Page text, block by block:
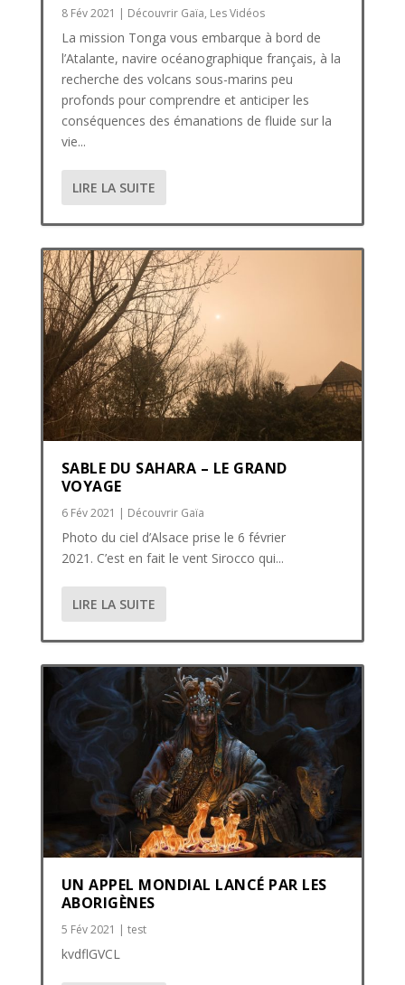
8 Fév 2021 | Découvrir Gaïa, Les Vidéos
La mission Tonga vous embarque à bord de
l’Atalante, navire océanographique français, à la
recherche des volcans sous-marins peu
profonds pour comprendre et anticiper les
conséquences des émanations de fluide sur la
vie...
LIRE LA SUITE
SABLE DU SAHARA – LE GRAND
VOYAGE
6 Fév 2021 | Découvrir Gaïa
Photo du ciel d’Alsace prise le 6 février
2021. C’est en fait le vent Sirocco qui...
LIRE LA SUITE
UN APPEL MONDIAL LANCÉ PAR LES
ABORIGÈNES
5 Fév 2021 test
kvdflGVCL